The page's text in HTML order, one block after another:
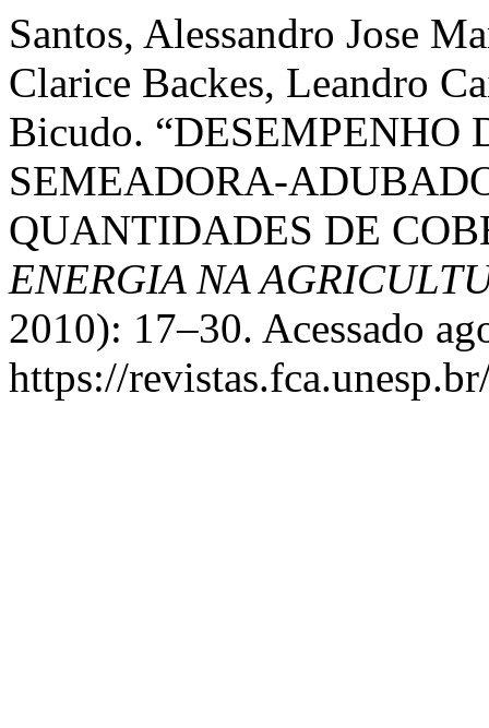
Santos, Alessandro Jose
Clarice Backes, Leandro
Bicudo. “DESEMPENHO
SEMEADORA-
QUANTIDADES DE
ENERGIA NA
2010): 17–30. Acessado
https://